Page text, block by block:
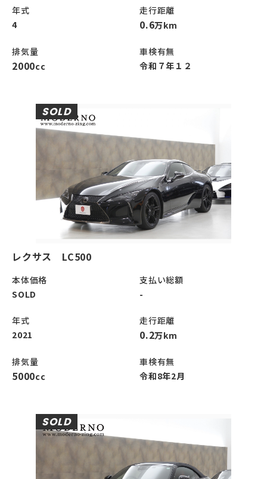
年式
4
走行距離
0.6万km
排気量
2000cc
車検有無
令和７年１２
SOLD
レクサス LC500
本体価格
SOLD
支払い総額
-
年式
2021
走行距離
0.2万km
排気量
5000cc
車検有無
令和8年2月
SOLD